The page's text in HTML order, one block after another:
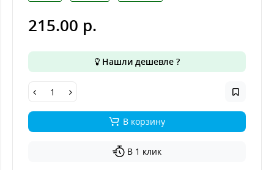
215.00 р.
Нашли дешевле ?
В корзину
В 1 клик